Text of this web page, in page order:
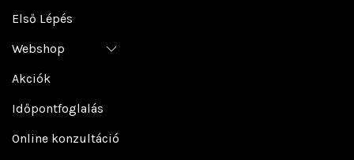
Első Lépés
Webshop
Akciók
Időpontfoglalás
Online konzultáció